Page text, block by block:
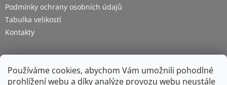
Používáme cookies, abychom Vám umožnili pohodlné
prohlížení webu a díky analýze provozu webu neustále
Podmínky ochrany osobních údajů
Tabulka velikostí
Kontakty